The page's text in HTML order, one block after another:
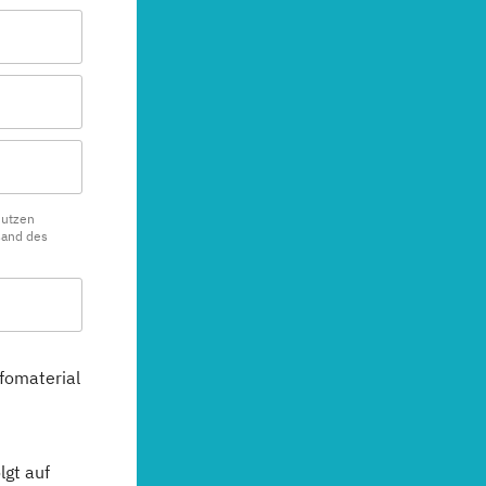
des
auf